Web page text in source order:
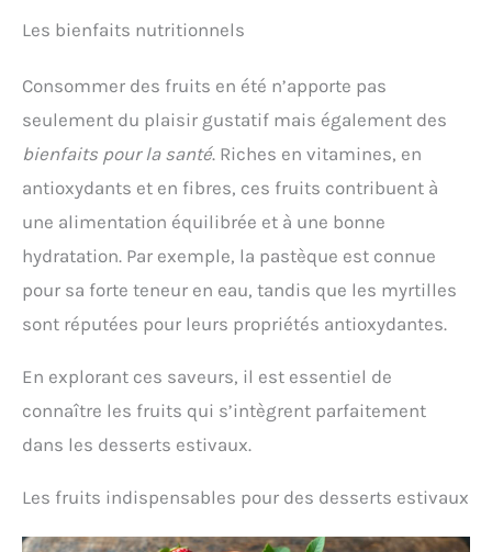
Les bienfaits nutritionnels
Consommer des fruits en été n’apporte pas
seulement du plaisir gustatif mais également des
bienfaits pour la santé. Riches en vitamines, en
antioxydants et en fibres, ces fruits contribuent à
une alimentation équilibrée et à une bonne
hydratation. Par exemple, la pastèque est connue
pour sa forte teneur en eau, tandis que les myrtilles
sont réputées pour leurs propriétés antioxydantes.
En explorant ces saveurs, il est essentiel de
connaître les fruits qui s’intègrent parfaitement
dans les desserts estivaux.
Les fruits indispensables pour des desserts estivaux